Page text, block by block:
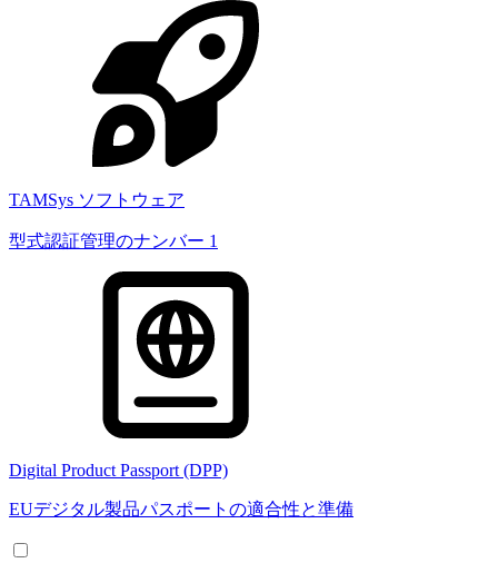
TAMSys ソフトウェア
型式認証管理のナンバー 1
Digital Product Passport (DPP)
EUデジタル製品パスポートの適合性と準備